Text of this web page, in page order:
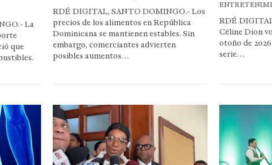
La
que
RDÉ DIGITAL, SANTO DOMINGO.- Los
precios de los alimentos en República
Dominicana se mantienen estables. Sin
embargo, comerciantes advierten
posibles aumentos…
RDÉ
Céline Dion
otoño de
serie…